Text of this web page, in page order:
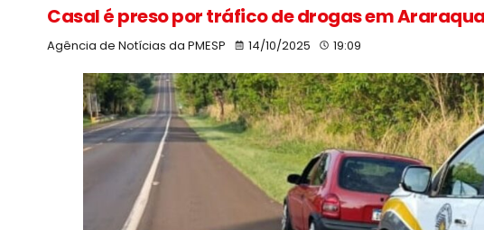
Casal é preso por tráfico de drogas em
Agência de Notícias da PMESP 14/10/2025 19:09